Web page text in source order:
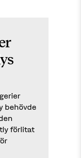
behövde
förlitat